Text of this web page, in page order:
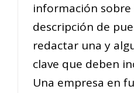
información
descripción de
redactar una y
clave que deben
Una empresa en